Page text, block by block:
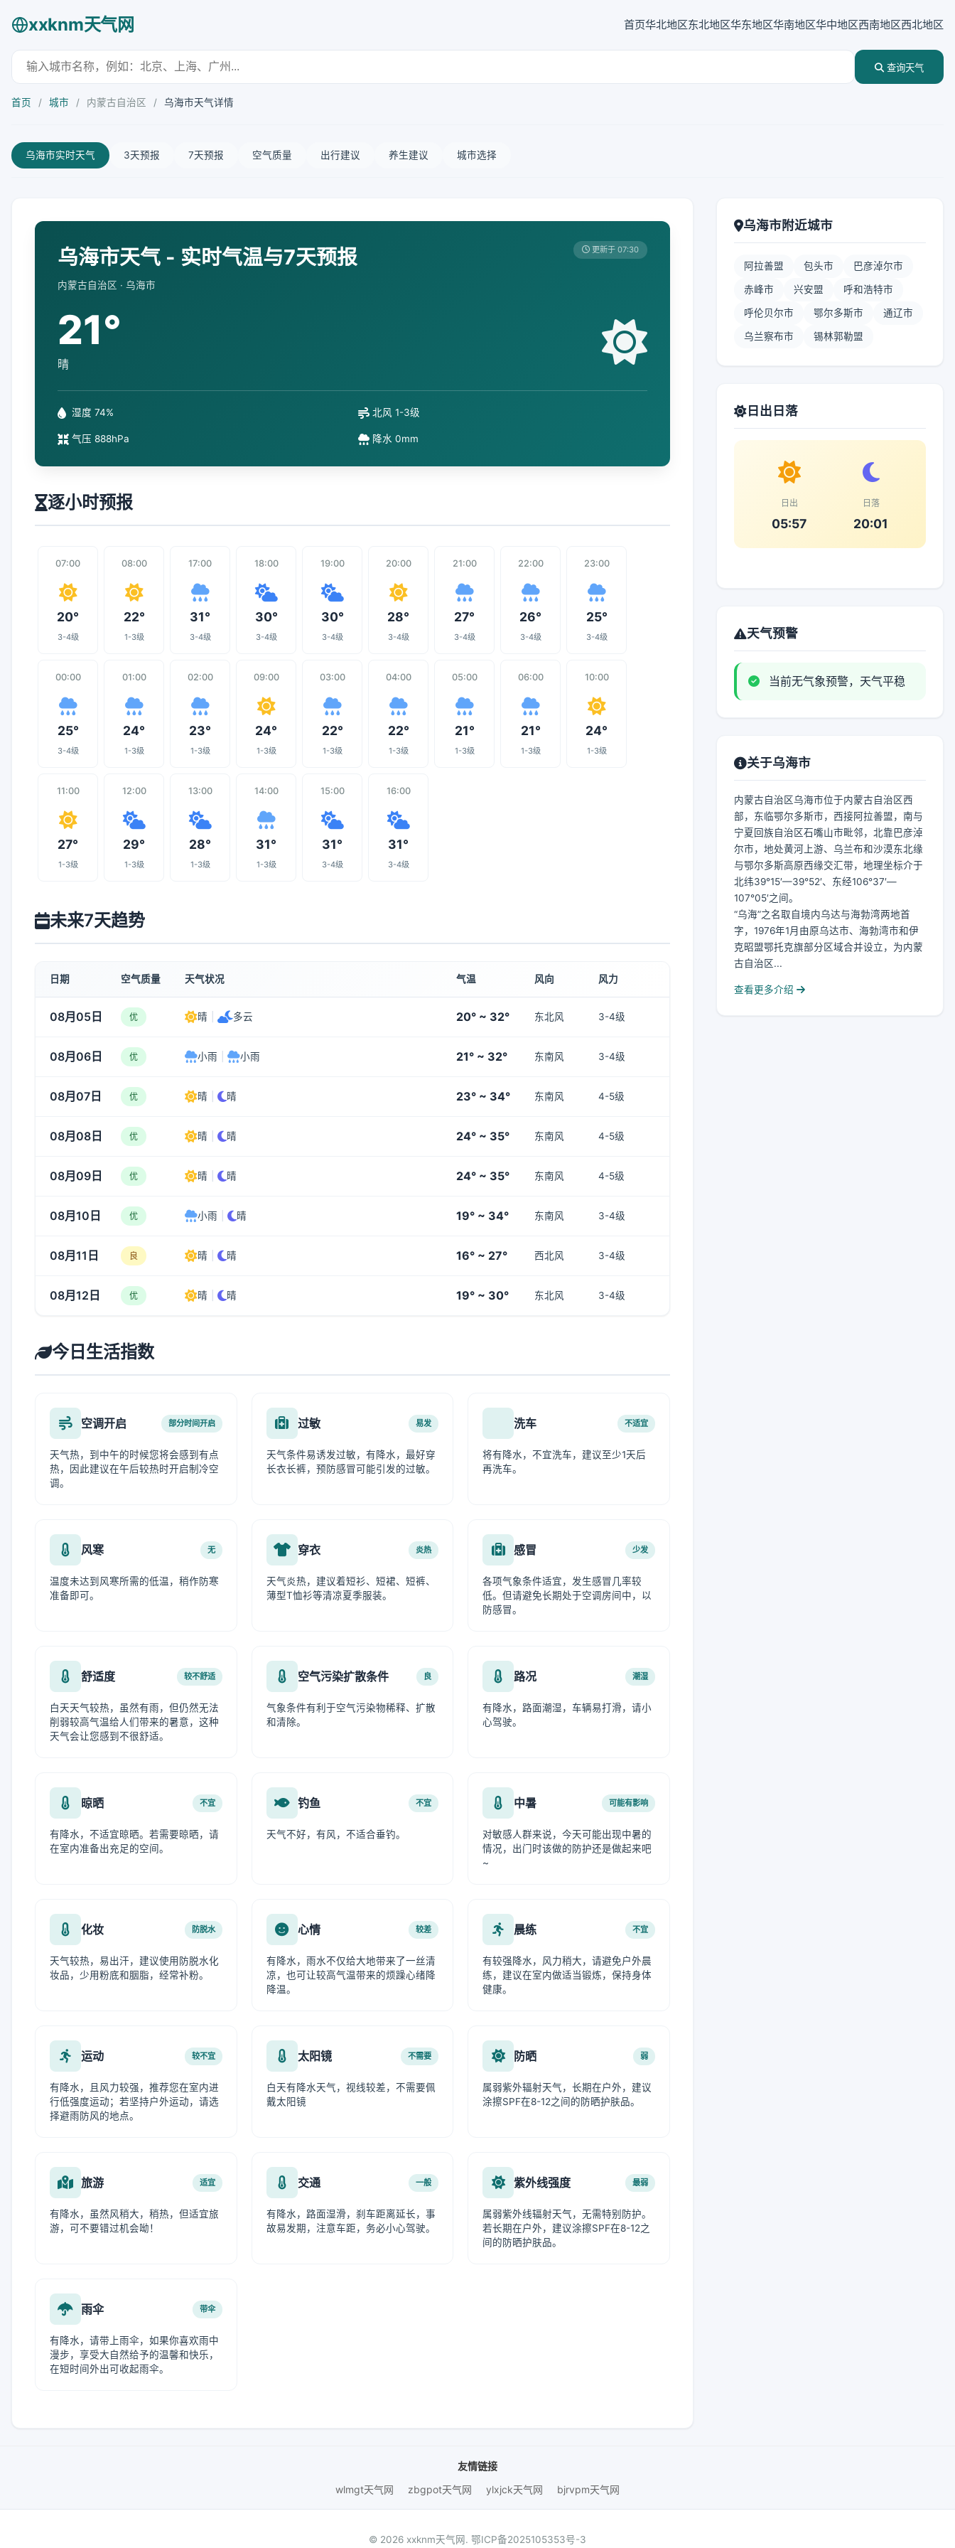
xxknm天气网 首页华北地区东北地区华东地区华南地区华中地区西南地区西北地区
查询天气
首页 / 城市 / 内蒙古自治区 / 乌海市天气详情
乌海市实时天气 3天预报 7天预报 空气质量 出行建议 养生建议 城市选择
乌海市天气 - 实时气温与7天预报
内蒙古自治区 · 乌海市
更新于 07:30
21°
晴
湿度 74% 北风 1-3级
气压 888hPa 降水 0mm
逐小时预报
07:00
20°
3-4级
08:00
22°
1-3级
17:00
31°
3-4级
18:00
30°
3-4级
19:00
30°
3-4级
20:00
28°
3-4级
21:00
27°
3-4级
22:00
26°
3-4级
23:00
25°
3-4级
00:00
25°
3-4级
01:00
24°
1-3级
02:00
23°
1-3级
09:00
24°
1-3级
03:00
22°
1-3级
04:00
22°
1-3级
05:00
21°
1-3级
06:00
21°
1-3级
10:00
24°
1-3级
11:00
27°
1-3级
12:00
29°
1-3级
13:00
28°
1-3级
14:00
31°
1-3级
15:00
31°
3-4级
16:00
31°
3-4级
未来7天趋势
日期 空气质量 天气状况 气温 风向 风力
08月05日 优 晴 多云 20° ~ 32° 东北风 3-4级
08月06日 优 小雨 小雨 21° ~ 32° 东南风 3-4级
08月07日 优 晴 晴 23° ~ 34° 东南风 4-5级
08月08日 优 晴 晴 24° ~ 35° 东南风 4-5级
08月09日 优 晴 晴 24° ~ 35° 东南风 4-5级
08月10日 优 小雨 晴 19° ~ 34° 东南风 3-4级
08月11日 良 晴 晴 16° ~ 27° 西北风 3-4级
08月12日 优 晴 晴 19° ~ 30° 东北风 3-4级
今日生活指数
空调开启 部分时间开启
天气热，到中午的时候您将会感到有点
热，因此建议在午后较热时开启制冷空
调。
过敏 易发
天气条件易诱发过敏，有降水，最好穿
长衣长裤，预防感冒可能引发的过敏。
洗车 不适宜
将有降水，不宜洗车，建议至少1天后
再洗车。
风寒 无
温度未达到风寒所需的低温，稍作防寒
准备即可。
穿衣 炎热
天气炎热，建议着短衫、短裙、短裤、
薄型T恤衫等清凉夏季服装。
感冒 少发
各项气象条件适宜，发生感冒几率较
低。但请避免长期处于空调房间中，以
防感冒。
舒适度 较不舒适
白天天气较热，虽然有雨，但仍然无法
削弱较高气温给人们带来的暑意，这种
天气会让您感到不很舒适。
空气污染扩散条件 良
气象条件有利于空气污染物稀释、扩散
和清除。
路况 潮湿
有降水，路面潮湿，车辆易打滑，请小
心驾驶。
晾晒 不宜
有降水，不适宜晾晒。若需要晾晒，请
在室内准备出充足的空间。
钓鱼 不宜
天气不好，有风，不适合垂钓。
中暑 可能有影响
对敏感人群来说，今天可能出现中暑的
情况，出门时该做的防护还是做起来吧
~
化妆 防脱水
天气较热，易出汗，建议使用防脱水化
妆品，少用粉底和胭脂，经常补粉。
心情 较差
有降水，雨水不仅给大地带来了一丝清
凉，也可让较高气温带来的烦躁心绪降
降温。
晨练 不宜
有较强降水，风力稍大，请避免户外晨
练，建议在室内做适当锻炼，保持身体
健康。
运动 较不宜
有降水，且风力较强，推荐您在室内进
行低强度运动；若坚持户外运动，请选
择避雨防风的地点。
太阳镜 不需要
白天有降水天气，视线较差，不需要佩
戴太阳镜
防晒 弱
属弱紫外辐射天气，长期在户外，建议
涂擦SPF在8-12之间的防晒护肤品。
旅游 适宜
有降水，虽然风稍大，稍热，但适宜旅
游，可不要错过机会呦！
交通 一般
有降水，路面湿滑，刹车距离延长，事
故易发期，注意车距，务必小心驾驶。
紫外线强度 最弱
属弱紫外线辐射天气，无需特别防护。
若长期在户外，建议涂擦SPF在8-12之
间的防晒护肤品。
雨伞 带伞
有降水，请带上雨伞，如果你喜欢雨中
漫步，享受大自然给予的温馨和快乐，
在短时间外出可收起雨伞。
乌海市附近城市
阿拉善盟 包头市 巴彦淖尔市
赤峰市 兴安盟 呼和浩特市
呼伦贝尔市 鄂尔多斯市 通辽市
乌兰察布市 锡林郭勒盟
日出日落
日出
05:57
日落
20:01
天气预警
当前无气象预警，天气平稳
关于乌海市
内蒙古自治区乌海市位于内蒙古自治区西
部，东临鄂尔多斯市，西接阿拉善盟，南与
宁夏回族自治区石嘴山市毗邻，北靠巴彦淖
尔市，地处黄河上游、乌兰布和沙漠东北缘
与鄂尔多斯高原西缘交汇带，地理坐标介于
北纬39°15′—39°52′、东经106°37′—
107°05′之间。
“乌海”之名取自境内乌达与海勃湾两地首
字，1976年1月由原乌达市、海勃湾市和伊
克昭盟鄂托克旗部分区域合并设立，为内蒙
古自治区...
查看更多介绍
友情链接
wlmgt天气网
zbgpot天气网 ylxjck天气网 bjrvpm天气网
© 2026 xxknm天气网. 鄂ICP备2025105353号-3